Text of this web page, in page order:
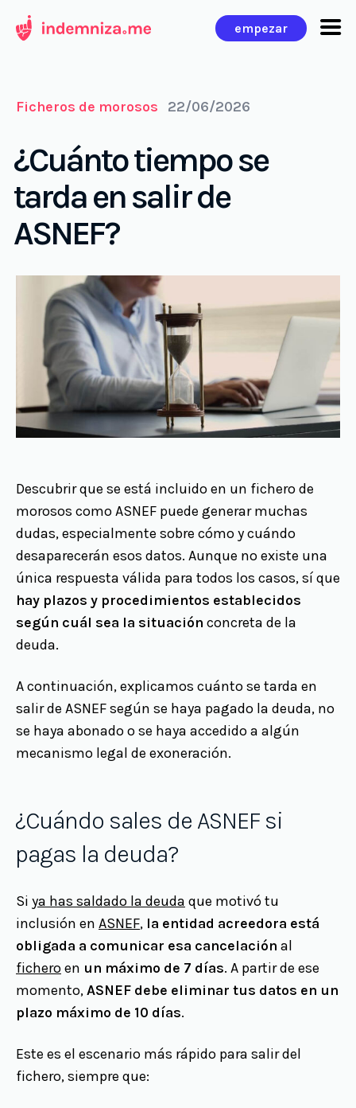
empezar
Ficheros de morosos 22/06/2026
¿Cuánto tiempo se
tarda en salir de
ASNEF?
Descubrir que se está incluido en un fichero de
morosos como ASNEF puede generar muchas
dudas, especialmente sobre cómo y cuándo
desaparecerán esos datos. Aunque no existe una
única respuesta válida para todos los casos, sí que
hay plazos y procedimientos establecidos
según cuál sea la situación concreta de la
deuda.
A continuación, explicamos cuánto se tarda en
salir de ASNEF según se haya pagado la deuda, no
se haya abonado o se haya accedido a algún
mecanismo legal de exoneración.
¿Cuándo sales de ASNEF si
pagas la deuda?
Si ya has saldado la deuda que motivó tu
inclusión en ASNEF, la entidad acreedora está
obligada a comunicar esa cancelación al
ficheroen un máximo de 7 días. A partir de ese
momento,ASNEF debe eliminar tus datos en un
plazo máximo de 10 días.
Este es el escenario más rápido para salir del
fichero, siempre que: